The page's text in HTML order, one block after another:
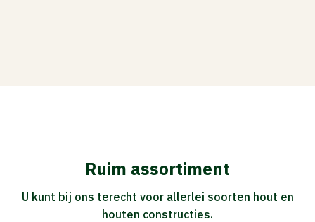
Ruim assortiment
U kunt bij ons terecht voor allerlei soorten hout en
houten constructies.